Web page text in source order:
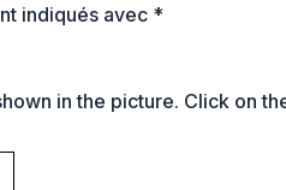
indiqués avec *
in the picture. Click on